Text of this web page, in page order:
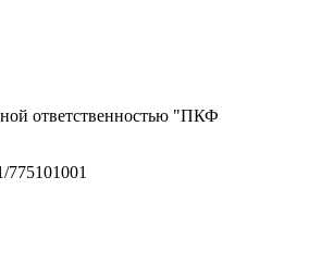
ответственностью "ПКФ
775101001